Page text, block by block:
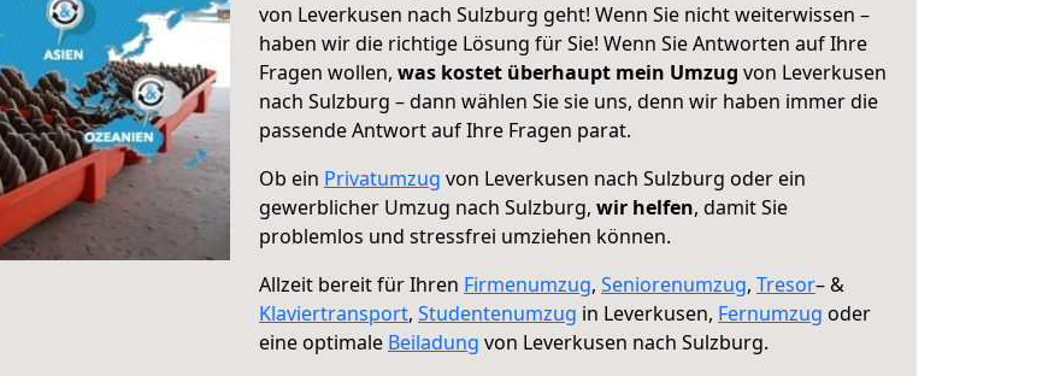
von Leverkusen nach Sulzburg geht! Wenn Sie nicht weiterwissen –
haben wir die richtige Lösung für Sie! Wenn Sie Antworten auf Ihre
Fragen wollen, was kostet überhaupt mein Umzug von Leverkusen
nach Sulzburg – dann wählen Sie sie uns, denn wir haben immer die
passende Antwort auf Ihre Fragen parat.
Ob ein Privatumzug von Leverkusen nach Sulzburg oder ein
gewerblicher Umzug nach Sulzburg, wir helfen, damit Sie
problemlos und stressfrei umziehen können.
Allzeit bereit für Ihren Firmenumzug, Seniorenumzug, Tresor– &
Klaviertransport, Studentenumzug in Leverkusen, Fernumzug oder
eine optimale Beiladung von Leverkusen nach Sulzburg.